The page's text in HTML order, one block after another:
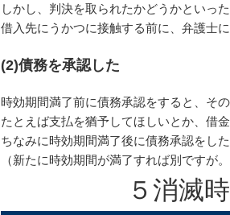
しかし、判決を取られたかどうかといっ
借入先にうかつに接触する前に、弁護士
(2)債務を承認した
時効期間満了前に債務承認をすると、そ
たとえば支払を猶予してほしいとか、借
ちなみに時効期間満了後に債務承認をし
（新たに時効期間が満了すれば別ですが
５消滅